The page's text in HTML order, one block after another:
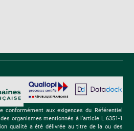
conformément aux exigences du Référentiel
organismes mentionnés à l’article L.6351-1
qualité a été délivrée au titre de la ou des